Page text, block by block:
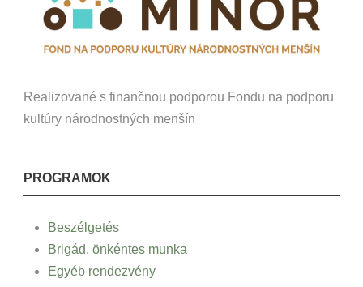
Realizované s finančnou podporou Fondu na podporu
kultúry národnostných menšín
PROGRAMOK
Beszélgetés
Brigád, önkéntes munka
Egyéb rendezvény